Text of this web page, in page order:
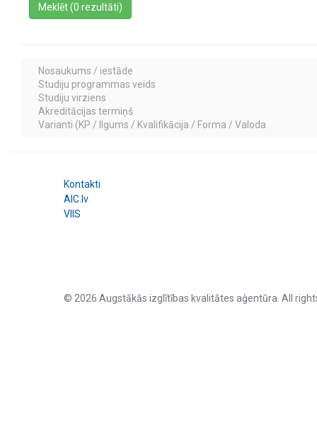
Meklēt (0 rezultāti)
Nosaukums / iestāde
Studiju programmas veids
Studiju virziens
Akreditācijas termiņš
Varianti (KP / Ilgums / Kvalifikācija / Forma / Valoda
Kontakti
AIC.lv
VIIS
© 2026 Augstākās izglītības kvalitātes aģentūra. All